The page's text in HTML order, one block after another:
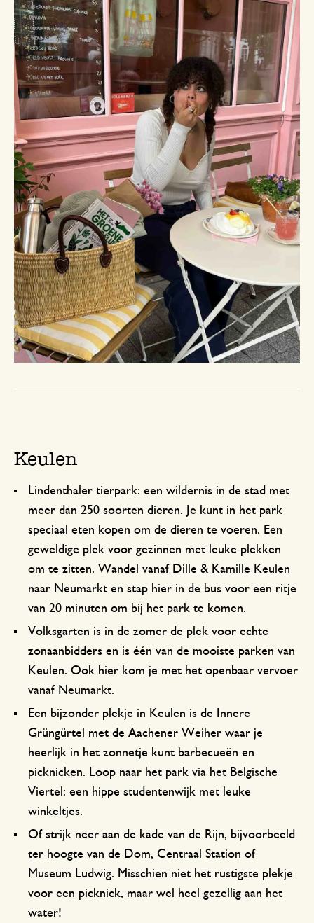
Keulen
Lindenthaler tierpark: een wildernis in de stad met
meer dan 250 soorten dieren. Je kunt in het park
speciaal eten kopen om de dieren te voeren. Een
geweldige plek voor gezinnen met leuke plekken
om te zitten. Wandel vanaf Dille & Kamille Keulen
naar Neumarkt en stap hier in de bus voor een ritje
van 20 minuten om bij het park te komen.
Volksgarten is in de zomer de plek voor echte
zonaanbidders en is één van de mooiste parken van
Keulen. Ook hier kom je met het openbaar vervoer
vanaf Neumarkt.
Een bijzonder plekje in Keulen is de Innere
Grüngürtel met de Aachener Weiher waar je
heerlijk in het zonnetje kunt barbecueën en
picknicken. Loop naar het park via het Belgische
Viertel: een hippe studentenwijk met leuke
winkeltjes.
Of strijk neer aan de kade van de Rijn, bijvoorbeeld
ter hoogte van de Dom, Centraal Station of
Museum Ludwig. Misschien niet het rustigste plekje
voor een picknick, maar wel heel gezellig aan het
water!